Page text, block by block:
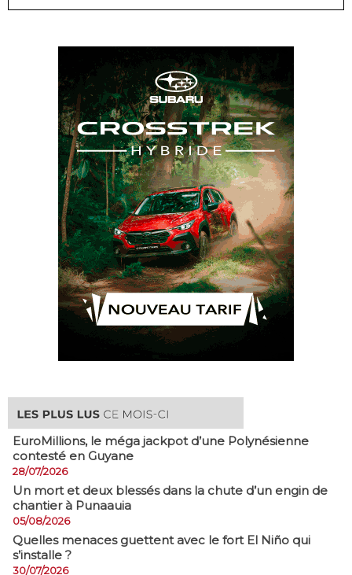
EuroMillions, ​le méga jackpot d’une Polynésienne
contesté en Guyane
28/07/2026
​Un mort et deux blessés dans la chute d’un engin de
chantier à Punaauia
05/08/2026
Quelles menaces guettent avec le fort El Niño qui
s’installe ?
30/07/2026